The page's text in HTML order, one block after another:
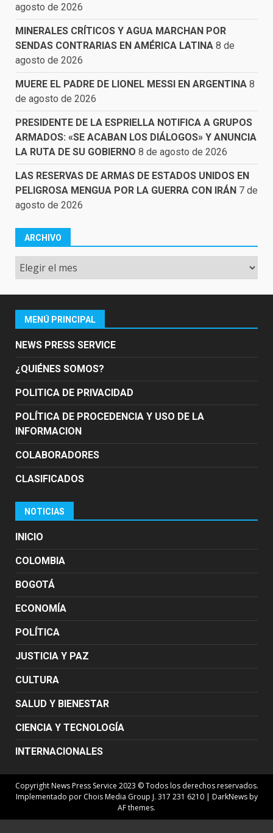
agosto de 2026
MINERALES CRÍTICOS Y AGUA MARCHAN POR
SENDAS CONTRARIAS EN AMÉRICA LATINA 8 de
agosto de 2026
MUERE EL PADRE DE LIONEL MESSI EN ARGENTINA 8
de agosto de 2026
PRESIDENTE DE LA ESPRIELLA NOTIFICA A GRUPOS
ARMADOS: «SE ACABAN LOS DIÁLOGOS» Y ANUNCIA
LA RUTA DE SU GOBIERNO 8 de agosto de 2026
LAS RESERVAS DE ARMAS DE ESTADOS UNIDOS EN
PELIGROSA MENGUA POR LA GUERRA CON IRÁN 7 de
agosto de 2026
ARCHIVO
Archivo
MENÚ PRINCIPAL
NEWS PRESS SERVICE
¿QUIÉNES SOMOS?
POLITICA DE PRIVACIDAD
POLÍTICA DE PROCEDENCIA Y USO DE LA
INFORMACION
COLABORADORES
CLASIFICADOS
NOTICIAS
INICIO
COLOMBIA
BOGOTÁ
ECONOMÍA
POLÍTICA
JUSTICIA Y PAZ
CULTURA
SALUD Y BIENESTAR
CIENCIA Y TECNOLOGÍA
INTERNACIONALES
Copyright News Press Service 2023 © Todos los derechos reservados.
Implementado por Chois Media Group J. 317 231 6210 | DarkNewsby
AF themes.